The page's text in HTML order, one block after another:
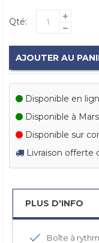
Qté:
AJOUTER AU
Disponible en
Disponible à
Disponible sur
Livraison offerte
PLUS D'INFO
Boîte à